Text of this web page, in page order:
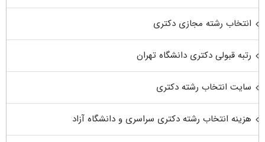
انتخاب رشته مجازی دکتری
رتبه قبولی دکتری دانشگاه تهران
سایت انتخاب رشته دکتری
هزینه انتخاب رشته دکتری سراسری و دانشگاه آزاد